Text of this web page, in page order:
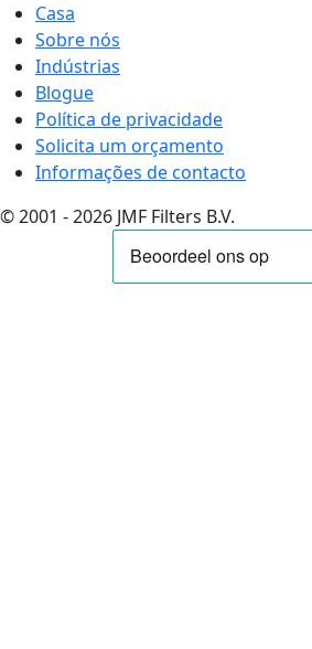
Casa
Sobre nós
Indústrias
Blogue
Política de privacidade
Solicita um orçamento
Informações de contacto
© 2001 - 2026 JMF Filters B.V.